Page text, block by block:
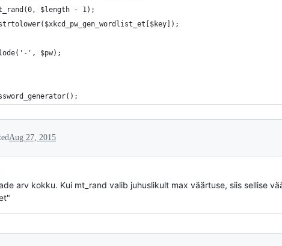
$length - 1);
', $pw);
Aug 27, 2015
arv kokku. Kui mt_rand valib juhuslikult max väärtuse, siis sellise